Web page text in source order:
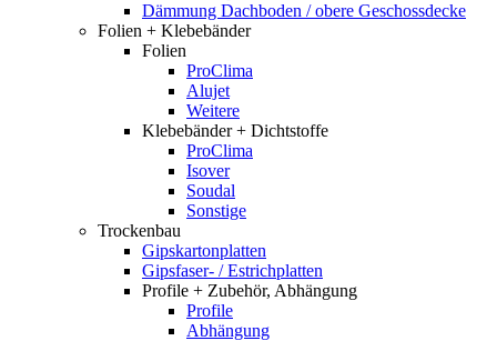
Dämmung Dachboden / obere Geschossdecke
Folien + Klebebänder
Folien
ProClima
Alujet
Weitere
Klebebänder + Dichtstoffe
ProClima
Isover
Soudal
Sonstige
Trockenbau
Gipskartonplatten
Gipsfaser- / Estrichplatten
Profile + Zubehör, Abhängung
Profile
Abhängung